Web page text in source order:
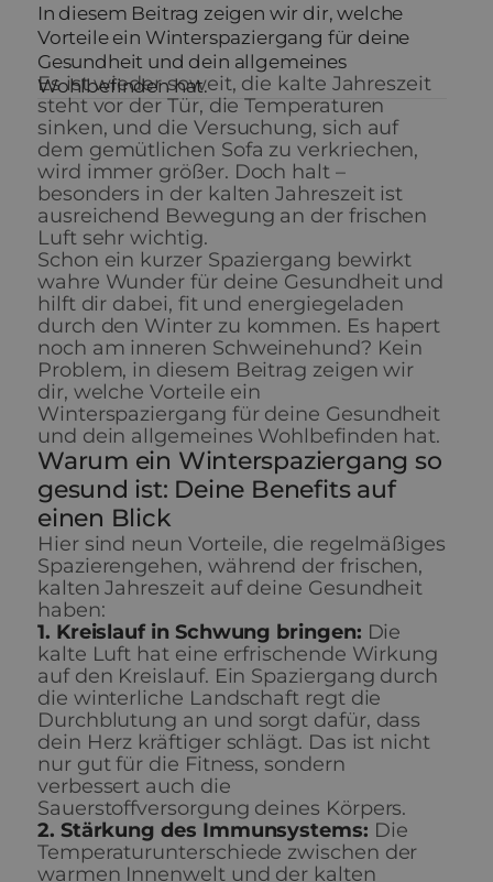
In diesem Beitrag zeigen wir dir, welche
Vorteile ein Winterspaziergang für deine
Gesundheit und dein allgemeines
Wohlbefinden hat.
Es ist wieder soweit, die kalte Jahreszeit
steht vor der Tür, die Temperaturen
sinken, und die Versuchung, sich auf
dem gemütlichen Sofa zu verkriechen,
wird immer größer. Doch halt –
besonders in der kalten Jahreszeit ist
ausreichend Bewegung an der frischen
Luft sehr wichtig.
Schon ein kurzer Spaziergang bewirkt
wahre Wunder für deine Gesundheit und
hilft dir dabei, fit und energiegeladen
durch den Winter zu kommen. Es hapert
noch am inneren Schweinehund? Kein
Problem, in diesem Beitrag zeigen wir
dir, welche Vorteile ein
Winterspaziergang für deine Gesundheit
und dein allgemeines Wohlbefinden hat.
Warum ein Winterspaziergang so
gesund ist: Deine Benefits auf
einen Blick
Hier sind neun Vorteile, die regelmäßiges
Spazierengehen, während der frischen,
kalten Jahreszeit auf deine Gesundheit
haben:
1. Kreislauf in Schwung bringen: Die
kalte Luft hat eine erfrischende Wirkung
auf den Kreislauf. Ein Spaziergang durch
die winterliche Landschaft regt die
Durchblutung an und sorgt dafür, dass
dein Herz kräftiger schlägt. Das ist nicht
nur gut für die Fitness, sondern
verbessert auch die
Sauerstoffversorgung deines Körpers.
2. Stärkung des Immunsystems: Die
Temperaturunterschiede zwischen der
warmen Innenwelt und der kalten